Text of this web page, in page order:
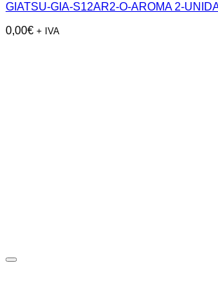
GIATSU-GIA-S12AR2-O-AROMA 2-
0,00€ + IVA